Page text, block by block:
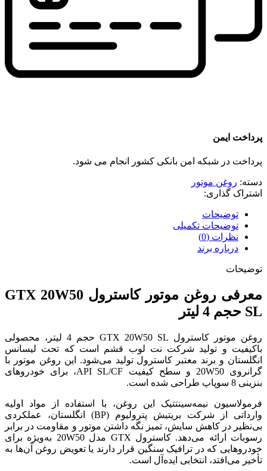
پرداخت ایمن
پرداخت در شبکه امن بانکی کشور انجام می شود.
دسته: روغن موتور
اشتراک گذاری:
توضیحات
توضیحات تکمیلی
نظرات (0)
درباره برند
توضیحات
معرفی روغن موتور کاسترول GTX 20W50
SL حجم 4 لیتر
روغن موتور کاسترول GTX 20W50 SL حجم 4 لیتر، محصولی
باکیفیت و تولید شرکت نت لوب قشم است که تحت لیسانس
انگلستان و برند معتبر کاسترول تولید می‌شود. این روغن موتور با
گرانروی 20W50 و سطح کیفیت API SL/CF، برای خودروهای
بنزینی 8 سوپاپ طراحی شده است.
فرمولاسیون نیمه‌سینتتیک این روغن، با استفاده از مواد اولیه
وارداتی از شرکت بریتیش پترولیوم (BP) انگلستان، عملکردی
بی‌نظیر در کاهش سایش، تمیز نگه داشتن موتور و مقاومت در برابر
رسوبات ارائه می‌دهد. کاسترول GTX مدل 20W50 به‌ویژه برای
خودروهایی که در ترافیک سنگین قرار دارند یا تعویض روغن آن‌ها به
تأخیر می‌افتد، انتخابی ایده‌آل است.